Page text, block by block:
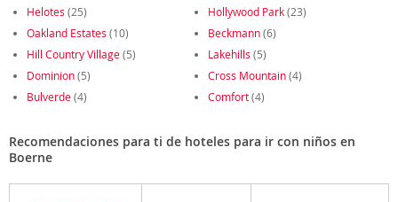
Helotes (25) Hollywood Park(23)
Oakland Estates (10) Beckmann(6)
Hill Country Village(5) Lakehills (5)
Dominion(5) Cross Mountain(4)
Bulverde(4) Comfort(4)
Recomendaciones para ti de hoteles para ir con niños en
Boerne